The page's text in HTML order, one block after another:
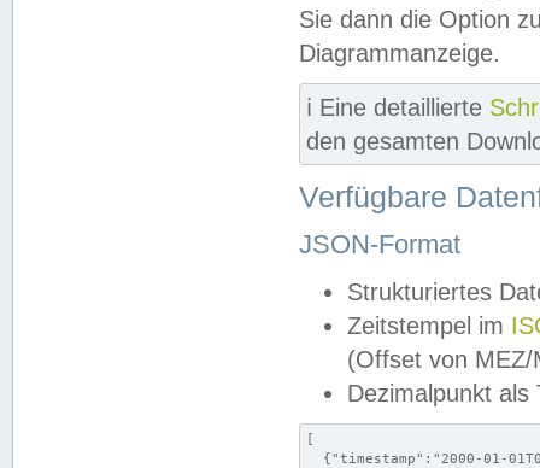
Sie dann die Option
Diagrammanzeige.
ℹ️ Eine detaillierte
den gesamten
Verfügbare
JSON-Format
Strukturiertes
Zeitstempel im
(Offset von MEZ/
Dezimalpunkt als
[
{"timestamp":"2000-01-